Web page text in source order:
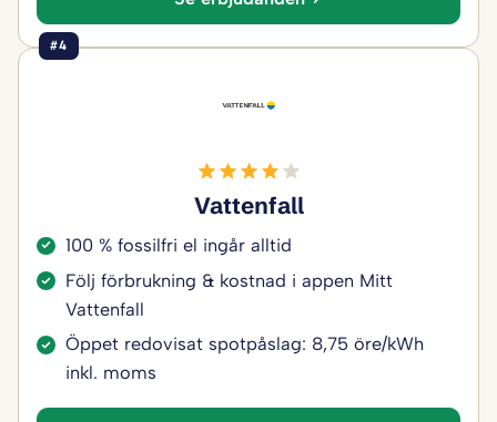
#4
Vattenfall
100 % fossilfri el ingår alltid
Följ förbrukning & kostnad i appen Mitt
Vattenfall
Öppet redovisat spotpåslag: 8,75 öre/kWh
inkl. moms